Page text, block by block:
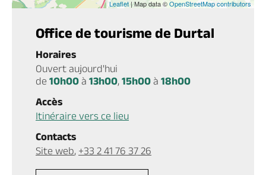
Brochures & cartes Nous contacter Toute la billetterie
Anjou Loir et Sarthe
Leaflet| Map data ©OpenStreetMap contributors
Office de tourisme de Durtal
Horaires
Ouvert aujourd'hui
de 10h00 à 13h00, 15h00 à 18h00
Accès
Itinéraire vers ce lieu
Contacts
Site web, +33 2 41 76 37 26